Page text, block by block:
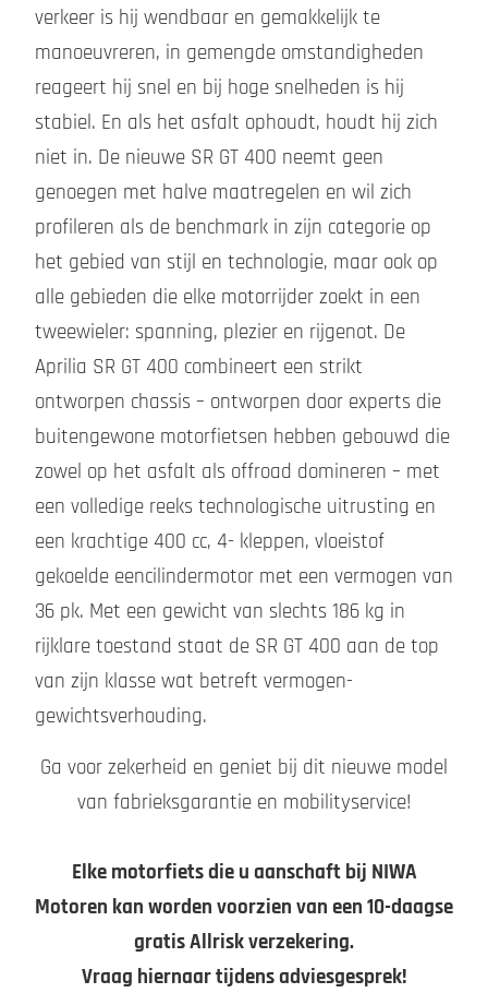
verkeer is hij wendbaar en gemakkelijk te
manoeuvreren, in gemengde omstandigheden
reageert hij snel en bij hoge snelheden is hij
stabiel. En als het asfalt ophoudt, houdt hij zich
niet in. De nieuwe SR GT 400 neemt geen
genoegen met halve maatregelen en wil zich
profileren als de benchmark in zijn categorie op
het gebied van stijl en technologie, maar ook op
alle gebieden die elke motorrijder zoekt in een
tweewieler: spanning, plezier en rijgenot. De
Aprilia SR GT 400 combineert een strikt
ontworpen chassis – ontworpen door experts die
buitengewone motorfietsen hebben gebouwd die
zowel op het asfalt als offroad domineren – met
een volledige reeks technologische uitrusting en
een krachtige 400 cc, 4- kleppen, vloeistof
gekoelde eencilindermotor met een vermogen van
36 pk. Met een gewicht van slechts 186 kg in
rijklare toestand staat de SR GT 400 aan de top
van zijn klasse wat betreft vermogen-
gewichtsverhouding.
Ga voor zekerheid en geniet bij dit nieuwe model
van fabrieksgarantie en mobilityservice!
Elke motorfiets die u aanschaft bij NIWA
Motoren kan worden voorzien van een 10-daagse
gratis Allrisk verzekering.
Vraag hiernaar tijdens adviesgesprek!